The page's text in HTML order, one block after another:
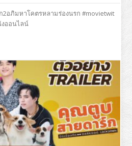
2อภิมหาโคตรหลามร่องนรก #movietwit
งออนไลน์